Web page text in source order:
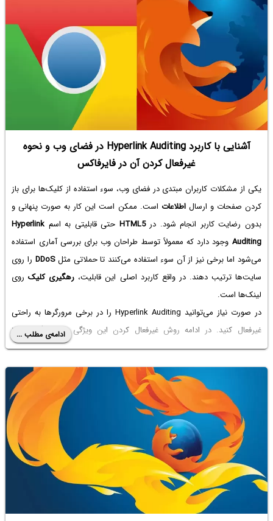
آشنایی با کاربرد Hyperlink Auditing در فضای وب و نحوه
غیرفعال کردن آن در فایرفاکس
یکی از مشکلات کاربران مبتدی در فضای وب، سوء استفاده از کلیک‌ها برای باز
کردن صفحات و ارسالاطلاعات است. ممکن است این کار به صورت پنهانی و
بدون رضایت کاربر انجام شود. درHTML5‌ حتی قابلیتی به اسم Hyperlink
Auditing وجود دارد که معمولاً توسط طراحان وب برای بررسی آماری استفاده
می‌شود اما برخی نیز از آن سوء استفاده می‌کنند تا حملاتی مثلDDoS را روی
سایت‌ها ترتیب دهند. در واقع کاربرد اصلی این قابلیت، رهگیری کلیکروی
لینک‌ها است.
در صورت نیاز می‌توانید Hyperlink Auditing را در برخی مرورگرها به راحتی
غیرفعال کنید. در ادامه روش غیرفعال کردن این ویژگی در مرورگر موزیلا
فایرفاکسو همین‌طور نسخه‌های قدیمیگوگل کرومرا بررسی می‌کنیم.
ادامه‌ی مطلب ...